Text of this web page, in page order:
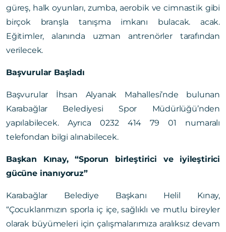
güreş, halk oyunları, zumba, aerobik ve cimnastik gibi
birçok branşla tanışma imkanı bulacak. acak.
Eğitimler, alanında uzman antrenörler tarafından
verilecek.
Başvurular Başladı
Başvurular İhsan Alyanak Mahallesi’nde bulunan
Karabağlar Belediyesi Spor Müdürlüğü’nden
yapılabilecek. Ayrıca 0232 414 79 01 numaralı
telefondan bilgi alınabilecek.
Başkan Kınay, “Sporun birleştirici ve iyileştirici
gücüne inanıyoruz”
Karabağlar Belediye Başkanı Helil Kınay,
“Çocuklarımızın sporla iç içe, sağlıklı ve mutlu bireyler
olarak büyümeleri için çalışmalarımıza aralıksız devam